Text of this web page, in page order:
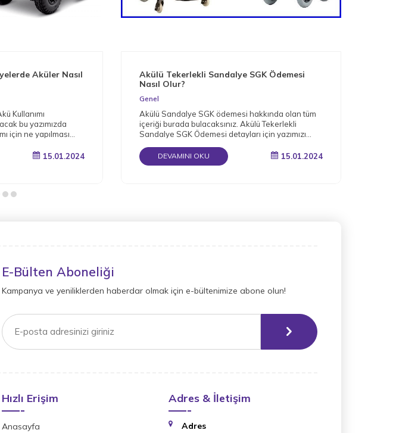
Aküler Nasıl
Kullanımı
bu yazımızda
için ne yapılması
15.01.2024
Akülü Tekerlekli Sandalye SGK Ödemesi
Nasıl Olur?
Genel
Akülü Sandalye SGK ödemesi hakkında olan tüm
içeriği burada bulacaksınız. Akülü Tekerlekli
Sandalye SGK Ödemesi detayları için yazımızı
DEVAMINI OKU 15.01.2024
E-Bülten Aboneliği
Kampanya ve yeniliklerden haberdar olmak için e-bültenimize abone olun!
Hızlı Erişim
Anasayfa
Adres & İletişim
Adres